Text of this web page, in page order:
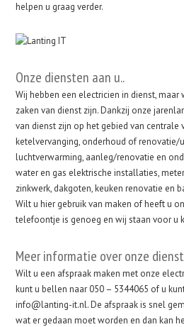
helpen u graag verder.
Onze diensten aan u..
Wij hebben een electricien in dienst,
zaken van dienst zijn. Dankzij onze
van dienst zijn op het gebied van centrale
ketelvervanging, onderhoud of renovatie/
luchtverwarming, aanleg/renovatie en
water en gas elektrische installaties,
zinkwerk, dakgoten, keuken renovatie en
Wilt u hier gebruik van maken of heeft u
telefoontje is genoeg en wij staan voor u
Meer informatie over onze
Wilt u een afspraak maken met onze
kunt u bellen naar 050 – 5344065 of u
info@lanting-it.nl. De afspraak is snel
wat er gedaan moet worden en dan kan